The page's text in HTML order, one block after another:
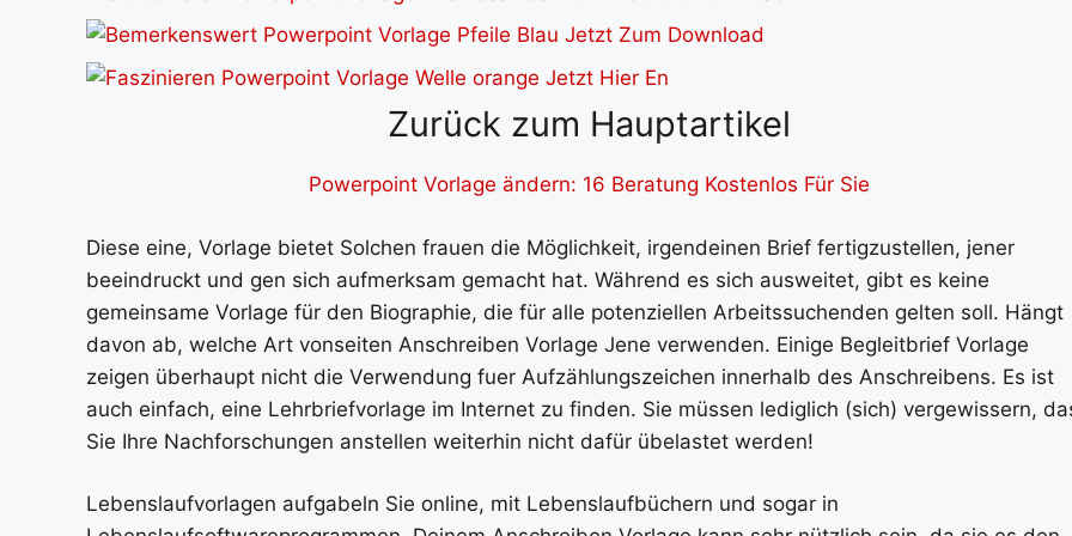
Zurück zum Hauptartikel
Powerpoint Vorlage ändern: 16 Beratung Kostenlos Für Sie
Diese eine, Vorlage bietet Solchen frauen die Möglichkeit, irgendeinen Brief fertigzustellen, jener
beeindruckt und gen sich aufmerksam gemacht hat. Während es sich ausweitet, gibt es keine
gemeinsame Vorlage für den Biographie, die für alle potenziellen Arbeitssuchenden gelten soll. Hängt
davon ab, welche Art vonseiten Anschreiben Vorlage Jene verwenden. Einige Begleitbrief Vorlage
zeigen überhaupt nicht die Verwendung fuer Aufzählungszeichen innerhalb des Anschreibens. Es ist
auch einfach, eine Lehrbriefvorlage im Internet zu finden. Sie müssen lediglich (sich) vergewissern,
Sie Ihre Nachforschungen anstellen weiterhin nicht dafür übelastet werden!
Lebenslaufvorlagen aufgabeln Sie online, mit Lebenslaufbüchern und sogar in